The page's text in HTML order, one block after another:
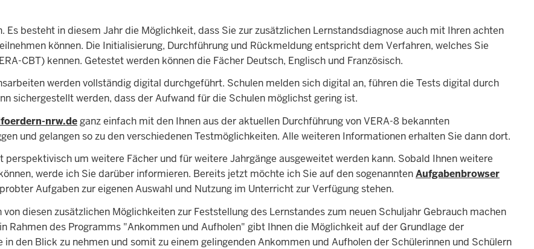
Es besteht in diesem Jahr die Möglichkeit, dass Sie zur zusätzlichen Lernstandsdiagnose auch mit Ihren achten
können. Die Initialisierung, Durchführung und Rückmeldung entspricht dem Verfahren, welches Sie
CBT) kennen. Getestet werden können die Fächer Deutsch, Englisch und Französisch.
werden vollständig digital durchgeführt. Schulen melden sich digital an, führen die Tests digital durch
sichergestellt werden, dass der Aufwand für die Schulen möglichst gering ist.
nrw.deganz einfach mit den Ihnen aus der aktuellen Durchführung von VERA-8 bekannten
und gelangen so zu den verschiedenen Testmöglichkeiten. Alle weiteren Informationen erhalten Sie dann dort.
um weitere Fächer und für weitere Jahrgänge ausgeweitet werden kann. Sobald Ihnen weitere
werde ich Sie darüber informieren. Bereits jetzt möchte ich Sie auf den sogenanntenAufgabenbrowser
Aufgaben zur eigenen Auswahl und Nutzung im Unterricht zur Verfügung stehen.
diesen zusätzlichen Möglichkeiten zur Feststellung des Lernstandes zum neuen Schuljahr Gebrauch machen
Rahmen des Programms "Ankommen und Aufholen" gibt Ihnen die Möglichkeit auf der Grundlage der
den Blick zu nehmen und somit zu einem gelingenden Ankommen und Aufholen der Schülerinnen und Schülern